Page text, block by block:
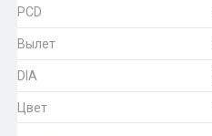
PCD
Вылет
DIA
Цвет